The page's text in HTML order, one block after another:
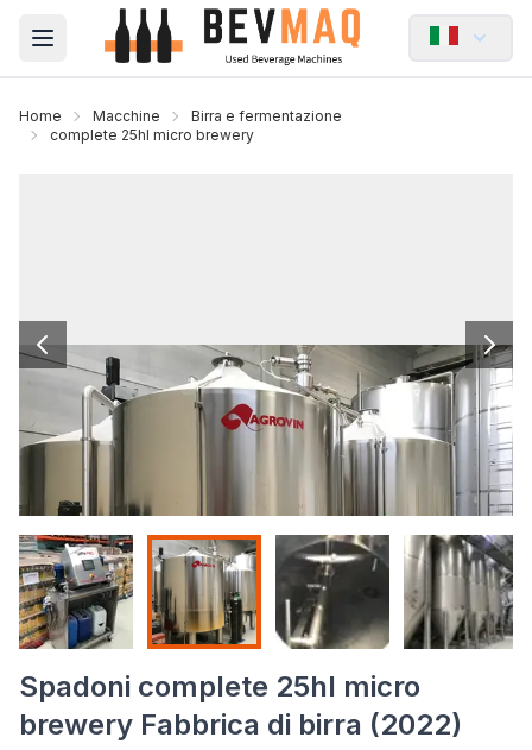
Open main menu
Home Macchine
Birra e fermentazione
complete 25hl micro brewery
Spadoni complete 25hl micro
brewery Fabbrica di birra (2022)